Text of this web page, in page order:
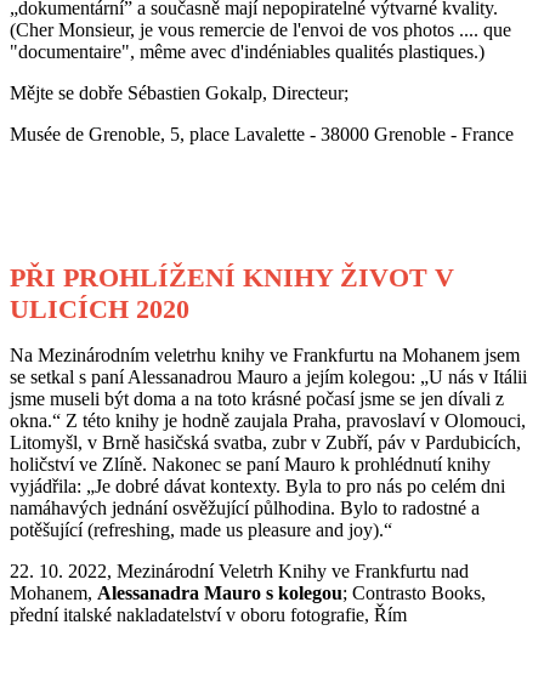
„dokumentární” a současně mají nepopiratelné výtvarné kvality.
(Cher Monsieur, je vous remercie de l'envoi de vos photos .... que
"documentaire", même avec d'indéniables qualités plastiques.)
Mějte se dobře Sébastien Gokalp, Directeur;
Musée de Grenoble, 5, place Lavalette - 38000 Grenoble - France
PŘI PROHLÍŽENÍ KNIHY ŽIVOT V
ULICÍCH 2020
Na Mezinárodním veletrhu knihy ve Frankfurtu na Mohanem jsem
se setkal s paní Alessanadrou Mauro a jejím kolegou: „U nás v Itálii
jsme museli být doma a na toto krásné počasí jsme se jen dívali z
okna.“ Z této knihy je hodně zaujala Praha, pravoslaví v Olomouci,
Litomyšl, v Brně hasičská svatba, zubr v Zubří, páv v Pardubicích,
holičství ve Zlíně. Nakonec se paní Mauro k prohlédnutí knihy
vyjádřila: „Je dobré dávat kontexty. Byla to pro nás po celém dni
namáhavých jednání osvěžující půlhodina. Bylo to radostné a
potěšující (refreshing, made us pleasure and joy).“
22. 10. 2022, Mezinárodní Veletrh Knihy ve Frankfurtu nad
Mohanem, Alessanadra Mauro s kolegou; Contrasto Books,
přední italské nakladatelství v oboru fotografie, Řím